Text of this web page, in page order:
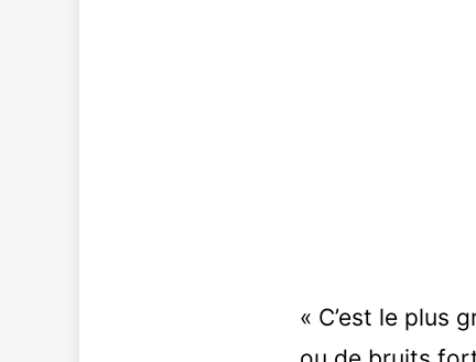
« C’est le plus